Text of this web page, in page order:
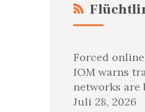
Forced
IOM warns
networks are
Juli 28, 2026